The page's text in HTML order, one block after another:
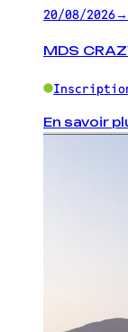
20/08/2026→
MDS
En savoir